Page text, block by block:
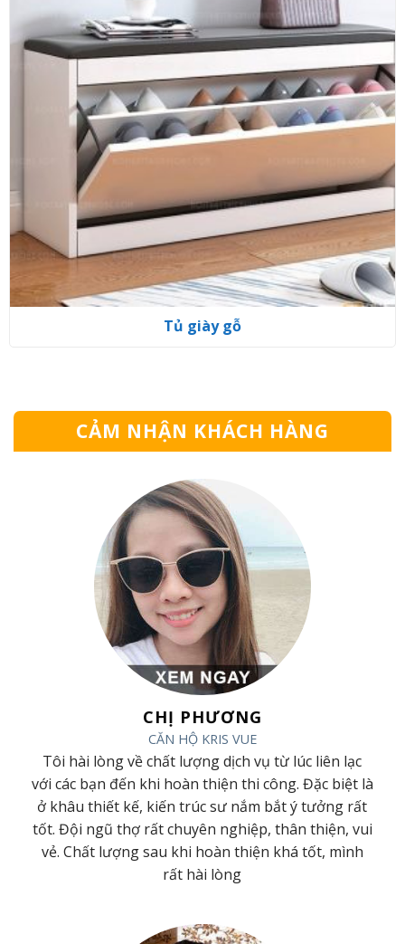
Tủ giày gỗ
CẢM NHẬN KHÁCH HÀNG
CHỊ PHƯƠNG
CĂN HỘ KRIS VUE
Tôi hài lòng về chất lượng dịch vụ từ lúc liên lạc
với các bạn đến khi hoàn thiện thi công. Đặc biệt là
ở khâu thiết kế, kiến trúc sư nắm bắt ý tưởng rất
tốt. Đội ngũ thợ rất chuyên nghiệp, thân thiện, vui
vẻ. Chất lượng sau khi hoàn thiện khá tốt, mình
rất hài lòng